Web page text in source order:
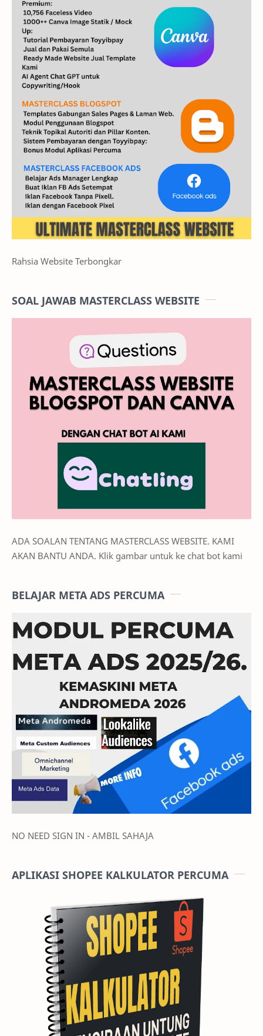
Rahsia Website Terbongkar
SOAL JAWAB MASTERCLASS WEBSITE
ADA SOALAN TENTANG MASTERCLASS WEBSITE. KAMI
AKAN BANTU ANDA. Klik gambar untuk ke chat bot kami
BELAJAR META ADS PERCUMA
NO NEED SIGN IN - AMBIL SAHAJA
APLIKASI SHOPEE KALKULATOR PERCUMA